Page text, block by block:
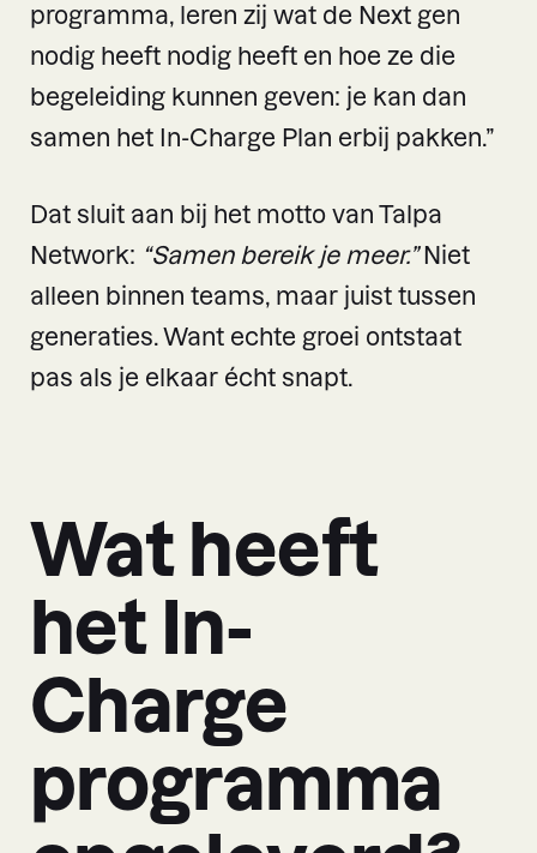
programma, leren zij wat de Next gen
nodig heeft nodig heeft en hoe ze die
begeleiding kunnen geven: je kan dan
samen het In-Charge Plan erbij pakken.”
Dat sluit aan bij het motto van Talpa
Network: “Samen bereik je meer.”Niet
alleen binnen teams, maar juist tussen
generaties. Want echte groei ontstaat
pas als je elkaar écht snapt.
Wat heeft
het In-
Charge
programma